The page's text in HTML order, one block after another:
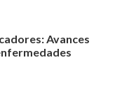
Avances